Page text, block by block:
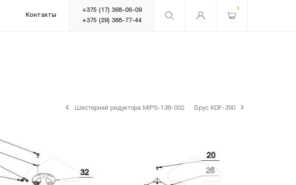
Контакты
+375 (17) 368-06-09
+375 (29) 388-77-44
0
Шестерний редуктора MIPS-138-002 Брус KDF-390